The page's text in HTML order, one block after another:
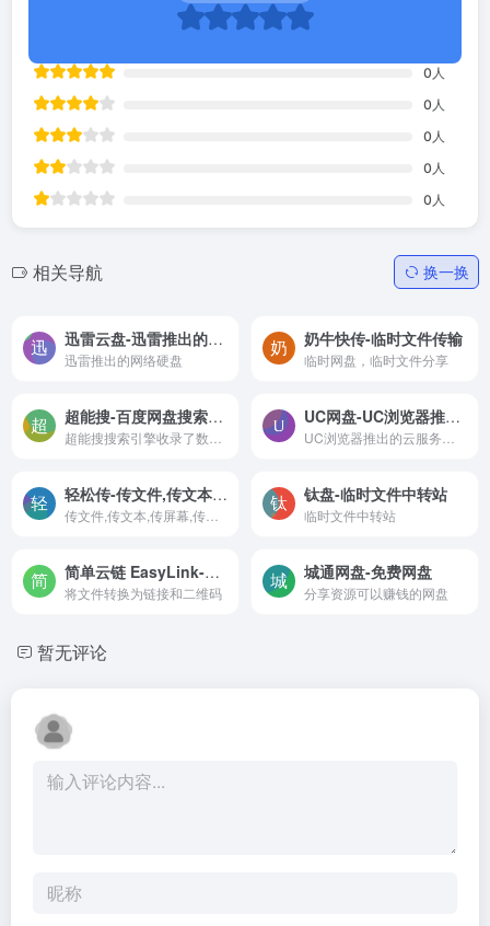
0 人
0 人
0 人
0 人
0 人
相关导航 换一换
迅雷云盘-迅雷推出的网络硬盘
迅雷推出的网络硬盘
奶牛快传-临时文件传输
临时网盘，临时文件分享
超能搜-百度网盘搜索引擎 UC网盘-UC浏览器推出的云服务产品
轻松传-传文件,传文本,传屏幕,传实时视频 钛盘-临时文件中转站
临时文件中转站
简单云链 EasyLink-将文件转换为链接和二维码
将文件转换为链接和二维码
城通网盘-免费网盘
分享资源可以赚钱的网盘
暂无评论